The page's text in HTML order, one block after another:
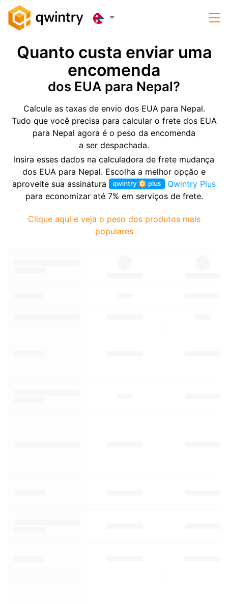
Quanto custa enviar uma
encomenda
dos EUA para Nepal?
Calcule as taxas de envio dos EUA para Nepal.
Tudo que você precisa para calcular o frete dos EUA
para Nepal agora é o peso da encomenda
a ser despachada.
Insira esses dados na calculadora de frete mudança
dos EUA para Nepal. Escolha a melhor opção e
aproveite sua assinatura
Qwintry Plus
para economizar até 7% em serviços de frete.
Clique aqui e veja o peso dos produtos mais
populares